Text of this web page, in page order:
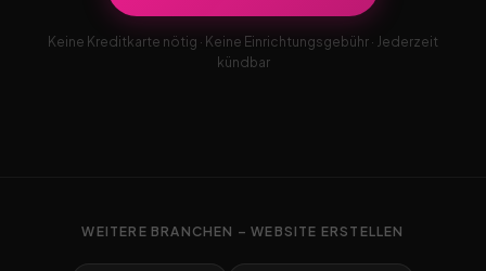
Keine Kreditkarte nötig · Keine Einrichtungsgebühr · Jederzeit
kündbar
WEITERE BRANCHEN – WEBSITE ERSTELLEN